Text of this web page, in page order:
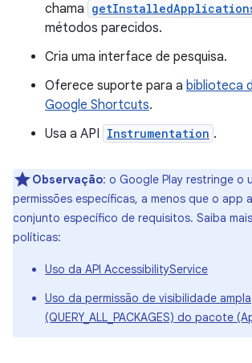
chama
métodos parecidos.
Cria uma interface de pesquisa.
Oferece suporte para a biblioteca
Google Shortcuts.
Usa a API Instrumentation .
Observação: o Google Play restringe o
permissões específicas, a menos que o app
conjunto específico de requisitos. Saiba
políticas:
Uso da API AccessibilityService
Uso da permissão de visibilidade ampla
(QUERY_ALL_PACKAGES) do pacote